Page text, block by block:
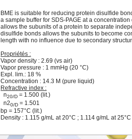
BME is suitable for reducing protein disulfide
a sample buffer for SDS-PAGE at a
allows the subunits of a protein to separate
disulfide bonds allows the subunits to become
length with no influence due to secondary
Propriétés :
Vapor density : 2.69 (vs air)
Vapor pressure : 1 mmHg (20 °C)
Expl. lim.: 18 %
Concentration : 14.3 M (pure liquid)
Refractive index :
n20/D = 1.500 (lit.)
n20/D= 1.501
bp = 157°C (lit.)
Density : 1.115 g/mL at 20°C ; 1.114 g/mL at